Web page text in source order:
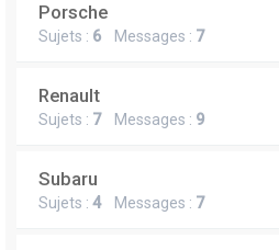
Porsche
Sujets : 6 Messages : 7
Renault
Sujets : 7Messages : 9
Subaru
Sujets : 4Messages : 7